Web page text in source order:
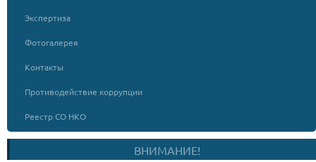
Экспертиза
Фотогалерея
Контакты
Противодействие коррупции
Реестр СО НКО
ВНИМАНИЕ!